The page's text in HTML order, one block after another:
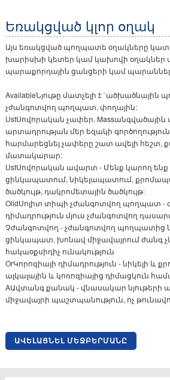
Եռակցված կլոր օղակ
Այս եռակցված պողպատե օղակները
խարիսխի կետեր կամ կախովի օղակներ
պարաքորդային ցանցերի կամ
AvailableՆյութը մատչելի է
չժանգոտվող պողպատ, փողային:
UstՍովորական չափեր.
արտադրության մեր եզակի
հարմարեցնել չափերը շատ ավելի հեշտ,
մատակարար:
UstՍովորական ավարտ - Մենք կարող
ցինկապատում, նիկելապատում,
ծածկույթ, դակրոմետային ծածկույթ:
OlidՍոլիտ տիպի չժանգոտվող պողպատ -
դիմադրություն մյուս չժանգոտվող
Չժանգոտվող - չժանգոտվող պողպատից
ցինկապատ, խոնավ միջավայրում ժանգ
հակաօքսիդիչ ունակություն
OrԿորոզիայի դիմադրություն - նիկելի և
ալկալային և կոռոզիայից դիմացկուն
AԱվտանգ քանակ - վնասակար նյութերի
միջավայրի պաշտպանություն, ոչ
ԱՎԵԼԱՑՆԵԼ ՄԵՋԲԵՐՄԱՆԸ